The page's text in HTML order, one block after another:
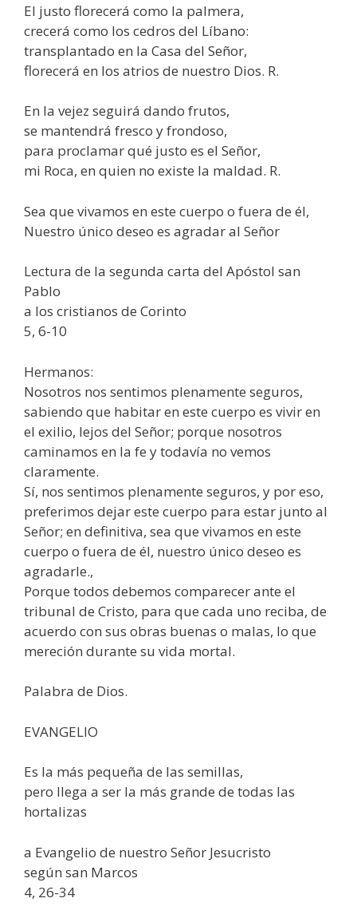
El justo florecerá como la palmera,
crecerá como los cedros del Líbano:
transplantado en la Casa del Señor,
florecerá en los atrios de nuestro Dios. R.
En la vejez seguirá dando frutos,
se mantendrá fresco y frondoso,
para proclamar qué justo es el Señor,
mi Roca, en quien no existe la maldad. R.
Sea que vivamos en este cuerpo o fuera de él,
Nuestro único deseo es agradar al Señor
Lectura de la segunda carta del Apóstol san
Pablo
a los cristianos de Corinto
5, 6-10
Hermanos:
Nosotros nos sentimos plenamente seguros,
sabiendo que habitar en este cuerpo es vivir en
el exilio, lejos del Señor; porque nosotros
caminamos en la fe y todavía no vemos
claramente.
Sí, nos sentimos plenamente seguros, y por eso,
preferimos dejar este cuerpo para estar junto al
Señor; en definitiva, sea que vivamos en este
cuerpo o fuera de él, nuestro único deseo es
agradarle.,
Porque todos debemos comparecer ante el
tribunal de Cristo, para que cada uno reciba, de
acuerdo con sus obras buenas o malas, lo que
mereción durante su vida mortal.
Palabra de Dios.
EVANGELIO
Es la más pequeña de las semillas,
pero llega a ser la más grande de todas las
hortalizas
a Evangelio de nuestro Señor Jesucristo
según san Marcos
4, 26-34